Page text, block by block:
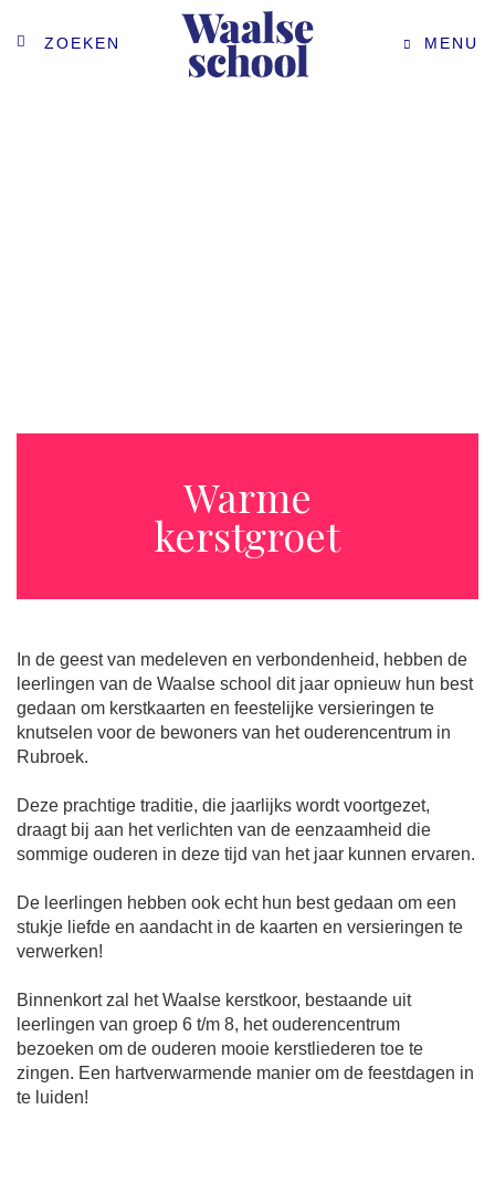
ZOEKEN MENU
Warme
kerstgroet
In de geest van medeleven en verbondenheid, hebben de
leerlingen van de Waalse school dit jaar opnieuw hun best
gedaan om kerstkaarten en feestelijke versieringen te
knutselen voor de bewoners van het ouderencentrum in
Rubroek.
Deze prachtige traditie, die jaarlijks wordt voortgezet,
draagt bij aan het verlichten van de eenzaamheid die
sommige ouderen in deze tijd van het jaar kunnen ervaren.
De leerlingen hebben ook echt hun best gedaan om een
stukje liefde en aandacht in de kaarten en versieringen te
verwerken!
Binnenkort zal het Waalse kerstkoor, bestaande uit
leerlingen van groep 6 t/m 8, het ouderencentrum
bezoeken om de ouderen mooie kerstliederen toe te
zingen. Een hartverwarmende manier om de feestdagen in
te luiden!